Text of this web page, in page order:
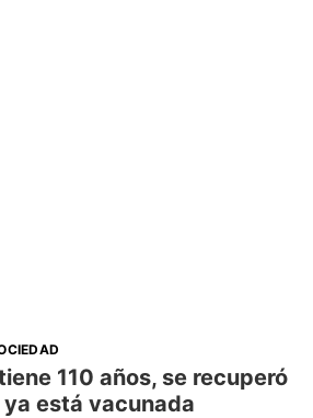
110 años, se recuperó
está vacunada